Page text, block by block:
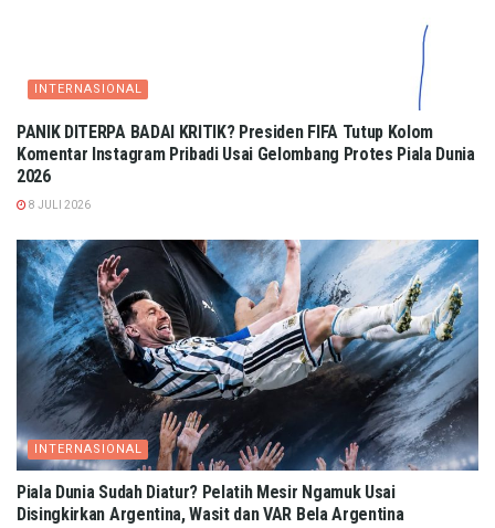
INTERNASIONAL
PANIK DITERPA BADAI KRITIK? Presiden FIFA Tutup Kolom
Komentar Instagram Pribadi Usai Gelombang Protes Piala Dunia
2026
8 JULI 2026
INTERNASIONAL
Piala Dunia Sudah Diatur? Pelatih Mesir Ngamuk Usai
Disingkirkan Argentina, Wasit dan VAR Bela Argentina